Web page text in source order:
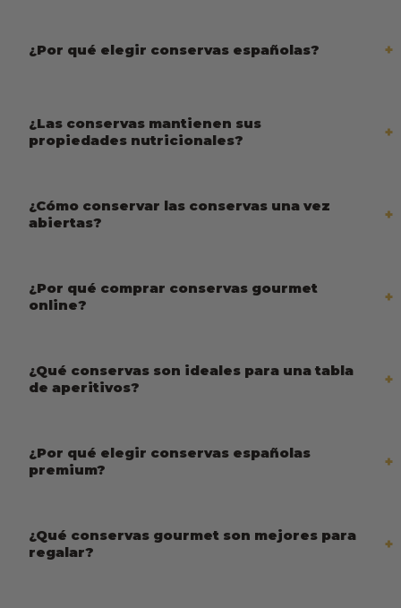
¿Por qué elegir conservas españolas?
¿Las conservas mantienen sus
propiedades nutricionales?
¿Cómo conservar las conservas una vez
abiertas?
¿Por qué comprar conservas gourmet
online?
¿Qué conservas son ideales para una tabla
de aperitivos?
¿Por qué elegir conservas españolas
premium?
¿Qué conservas gourmet son mejores para
regalar?